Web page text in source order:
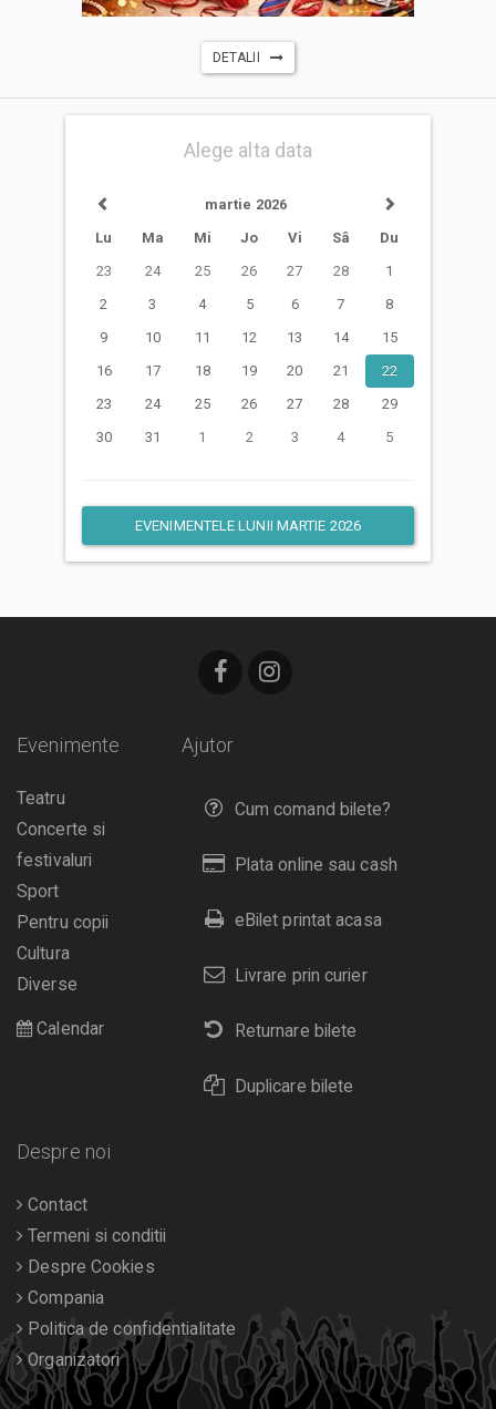
DETALII
Alege alta data
martie 2026
Lu
Ma Mi Jo Vi Sâ
Du
23
24 25 26 27 28
1
2
3 4 5 6 7
8
9
10 11 12 13 14
15
16
17 18 19 20 21
22
23
24 25 26 27 28
29
30
31 1 2 3 4 5
EVENIMENTELE LUNII MARTIE 2026
Ajutor
Cum comand bilete?
Plata online sau cash
eBilet printat acasa
Livrare prin curier
Returnare bilete
Duplicare bilete
Evenimente
Teatru
Concerte si
festivaluri
Sport
Pentru copii
Cultura
Diverse
Calendar
Despre noi
Contact
Termeni si conditii
Despre Cookies
Compania
Politica de confidentialitate
Organizatori